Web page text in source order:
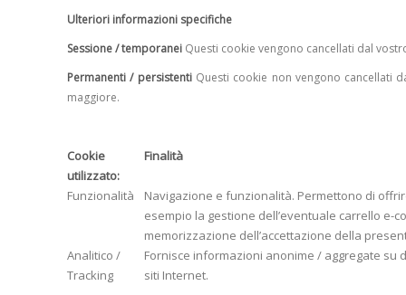
Ulteriori informazioni specifiche
Sessione / temporanei Questi cookie vengono cancellati dal
Permanenti / persistentiQuesti cookie non vengono cancellati
maggiore.
Cookie
utilizzato:
Finalità
Funzionalità
Navigazione e funzionalità. Permettono di
esempio la gestione dell’eventuale carrello e-
memorizzazione dell’accettazione della
Analitico /
Tracking
Fornisce informazioni anonime / aggregate
siti Internet.